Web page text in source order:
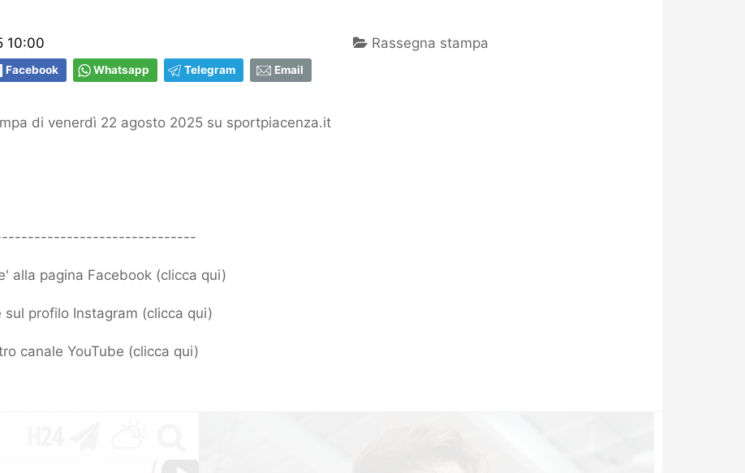
10:00 Rassegna stampa
Facebook Whatsapp Telegram Email
di venerdì 22 agosto 2025 su sportpiacenza.it
alla pagina Facebook (clicca qui)
sul profilo Instagram (clicca qui)
canale YouTube (clicca qui)